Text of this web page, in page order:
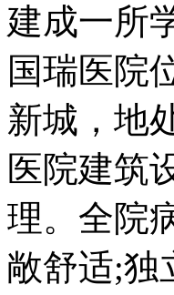
建成一所
国瑞医院
新城，地
医院建筑
理。全院
敞舒适;独